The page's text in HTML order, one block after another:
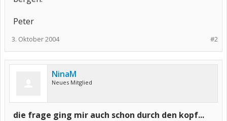
Peter
#2
3. Oktober 2004
NinaM
Neues Mitglied
die frage ging mir auch schon durch den kopf...